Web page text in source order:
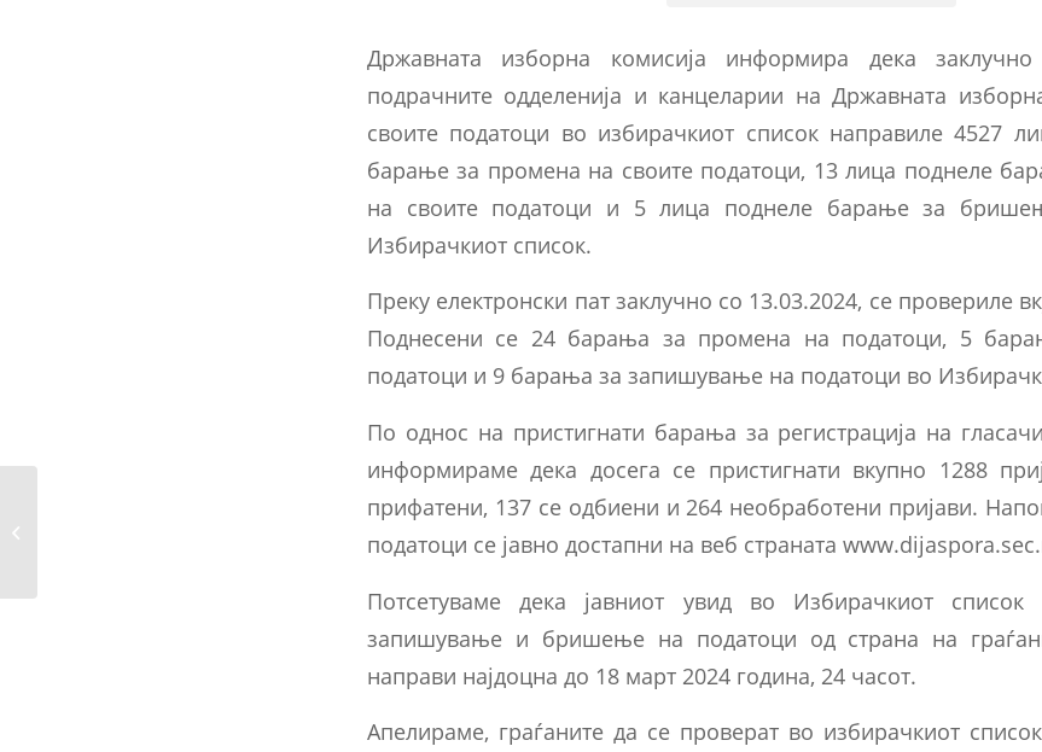
Државната изборна комисија информира дека
подрачните одделенија и канцеларии на Државната
своите податоци во избирачкиот список направиле 4527
барање за промена на своите податоци, 13 лица поднеле
на своите податоци и 5 лица поднеле барање за
Избирачкиот список.
Преку електронски пат заклучно со 13.03.2024, се провериле
Поднесени се 24 барања за промена на податоци, 5
податоци и 9 барања за запишување на податоци во
По однос на пристигнати барања за регистрација на
информираме дека досега се пристигнати вкупно 1288
прифатени, 137 се одбиени и 264 необработени пријави.
податоци се јавно достапни на веб страната
Потсетуваме дека јавниот увид во Избирачкиот
запишување и бришење на податоци од страна на
направи најдоцна до 18 март 2024 година, 24 часот.
Апелираме, граѓаните да се проверат во избирачкиот